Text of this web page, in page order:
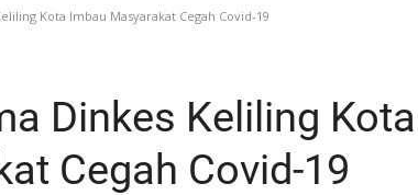
Kota Imbau Masyarakat Cegah Covid-19
Dinkes Keliling Kota
Cegah Covid-19